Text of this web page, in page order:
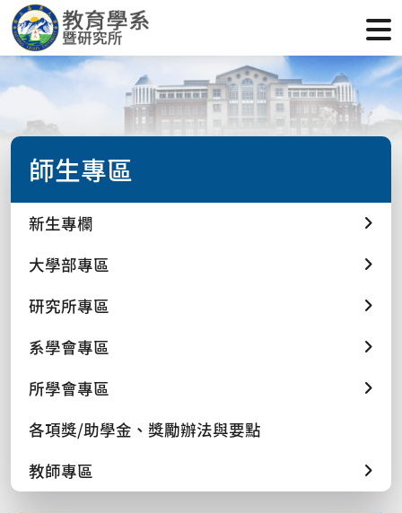
師生專區
新生專欄
大學部專區
研究所專區
系學會專區
所學會專區
各項獎/助學金、獎勵辦法與要點
教師專區